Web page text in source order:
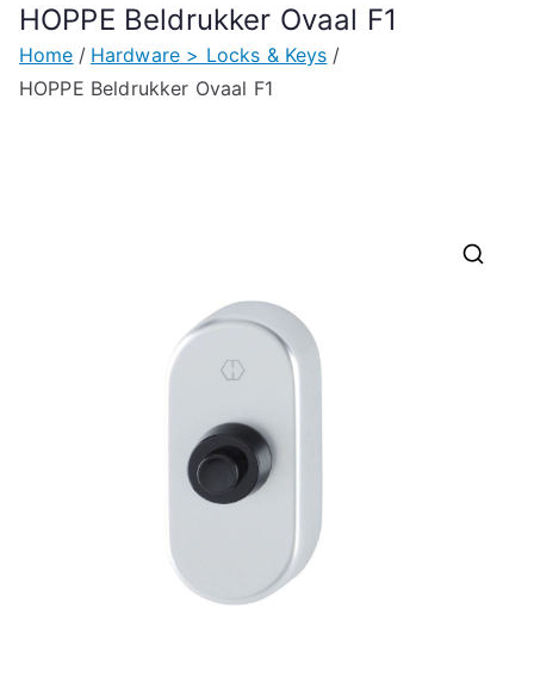
HOPPE Beldrukker Ovaal F1
Home
Hardware > Locks & Keys
HOPPE Beldrukker Ovaal F1